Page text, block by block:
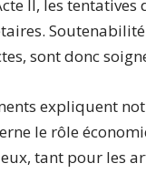
II, les
sont donc
expliquent
le rôle
tant pour les